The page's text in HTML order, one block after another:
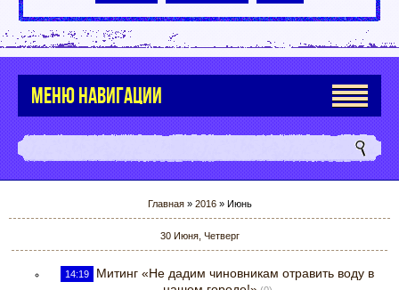
МЕНЮ НАВИГАЦИИ
Главная» 2016 » Июнь
30 Июня, Четверг
14:19
Митинг «Не дадим чиновникам отравить воду в